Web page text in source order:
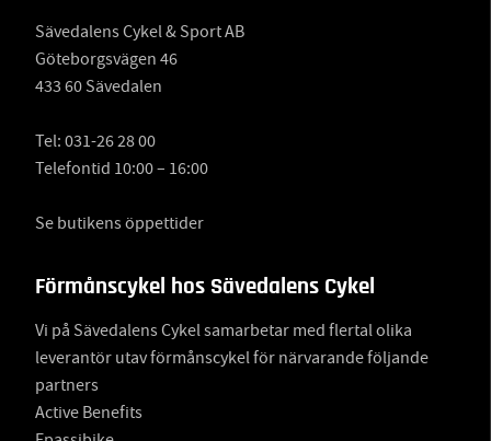
Sävedalens Cykel & Sport AB
Göteborgsvägen 46
433 60 Sävedalen
Tel: 031-26 28 00
Telefontid 10:00 – 16:00
Se butikens öppettider
Förmånscykel hos Sävedalens Cykel
Vi på Sävedalens Cykel samarbetar med flertal olika
leverantör utav förmånscykel för närvarande följande
partners
Active Benefits